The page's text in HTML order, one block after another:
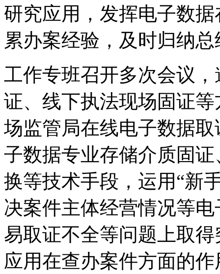
研究应用，发挥电子数
累办案经验，及时归纳
工作专班召开多次会议
证、线下执法现场固证
场监管局在线电子数据
子数据专业存储介质固
换等技术手段，运用“新
决案件主体经营情况等
易取证不全等问题上取
应用在查办案件方面的